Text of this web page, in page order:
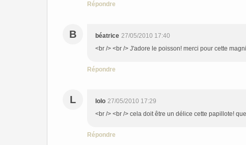
Répondre
B béatrice 27/05/2010 17:40
<br /> <br /> J'adore le poisson! merci pour cette
Répondre
L lolo 27/05/2010 17:29
<br /> <br /> cela doit être un délice cette papillote!
Répondre